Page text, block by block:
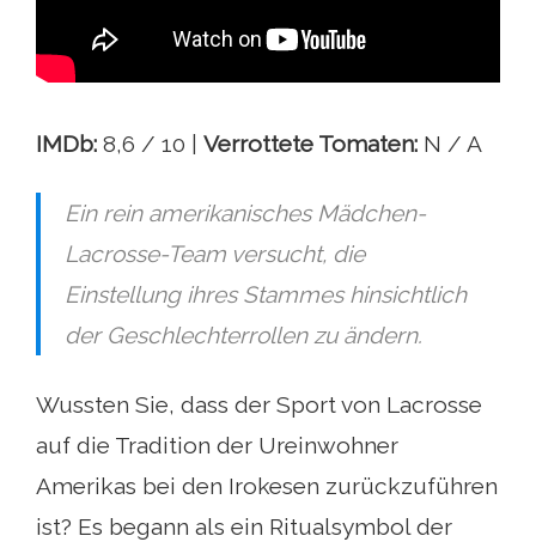
IMDb: 8,6 / 10 | Verrottete Tomaten: N / A
Ein rein amerikanisches Mädchen-
Lacrosse-Team versucht, die
Einstellung ihres Stammes hinsichtlich
der Geschlechterrollen zu ändern.
Wussten Sie, dass der Sport von Lacrosse
auf die Tradition der Ureinwohner
Amerikas bei den Irokesen zurückzuführen
ist? Es begann als ein Ritualsymbol der